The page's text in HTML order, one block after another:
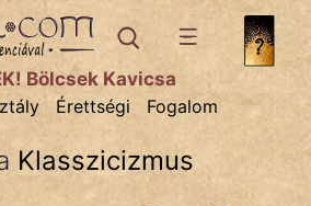
Bölcsek Kavicsa
Érettségi Fogalom
Klasszicizmus